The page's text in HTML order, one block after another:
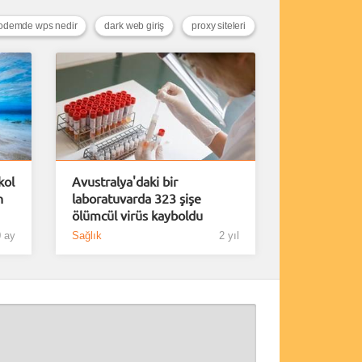
proxy siteleri
dark web giriş
wps nedir
ay
Avustralya'daki bir
laboratuvarda 323 şişe
ölümcül virüs kayboldu
Sağlık 2 yıl